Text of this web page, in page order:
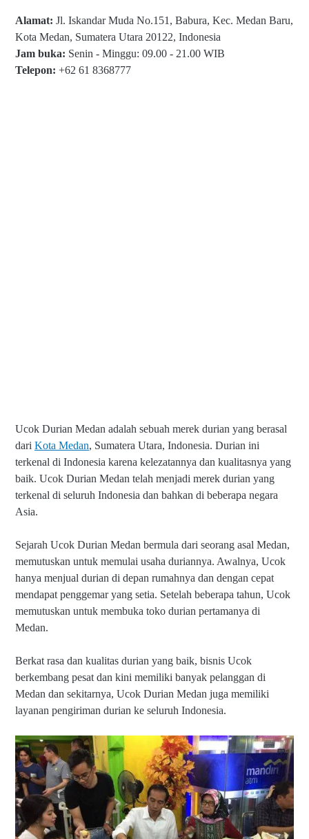
Alamat: Jl. Iskandar Muda No.151, Babura, Kec. Medan Baru,
Kota Medan, Sumatera Utara 20122, Indonesia
Jam buka: Senin - Minggu: 09.00 - 21.00 WIB
Telepon: +62 61 8368777
Ucok Durian Medan adalah sebuah merek durian yang berasal
dari Kota Medan, Sumatera Utara, Indonesia. Durian ini
terkenal di Indonesia karena kelezatannya dan kualitasnya yang
baik. Ucok Durian Medan telah menjadi merek durian yang
terkenal di seluruh Indonesia dan bahkan di beberapa negara
Asia.
Sejarah Ucok Durian Medan bermula dari seorang asal Medan,
memutuskan untuk memulai usaha duriannya. Awalnya, Ucok
hanya menjual durian di depan rumahnya dan dengan cepat
mendapat penggemar yang setia. Setelah beberapa tahun, Ucok
memutuskan untuk membuka toko durian pertamanya di
Medan.
Berkat rasa dan kualitas durian yang baik, bisnis Ucok
berkembang pesat dan kini memiliki banyak pelanggan di
Medan dan sekitarnya, Ucok Durian Medan juga memiliki
layanan pengiriman durian ke seluruh Indonesia.